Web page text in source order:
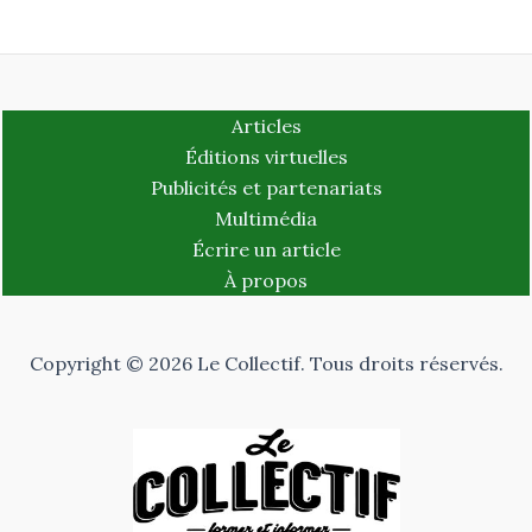
Articles
Éditions virtuelles
Publicités et partenariats
Multimédia
Écrire un article
À propos
Copyright © 2026 Le Collectif. Tous droits réservés.